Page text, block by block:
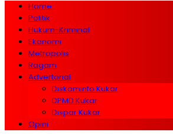
Home
Politik
Hukum-Kriminal
Ekonomi
Metropolis
Ragam
Advertorial
Diskominfo Kukar
DPMD Kukar
Dispar Kukar
Opini